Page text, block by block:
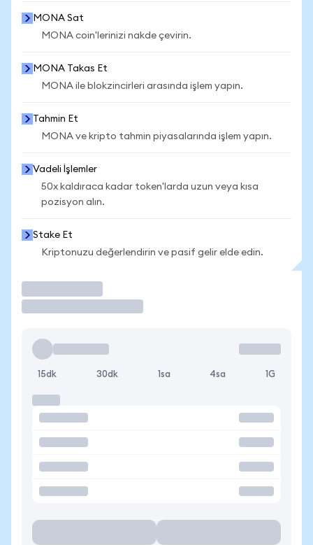
MONA Sat
MONA coin'lerinizi nakde çevirin.
MONA Takas Et
MONA ile blokzincirleri arasında işlem yapın.
Tahmin Et
MONA ve kripto tahmin piyasalarında işlem yapın.
Vadeli İşlemler
50x kaldıraca kadar token'larda uzun veya kısa
pozisyon alın.
Stake Et
Kriptonuzu değerlendirin ve pasif gelir elde edin.
15dk 30dk 1sa 4sa 1G